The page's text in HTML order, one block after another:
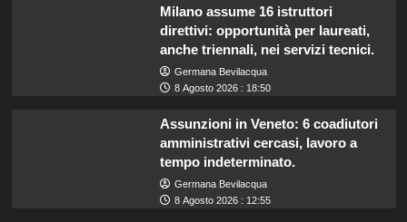
Milano assume 16 istruttori
direttivi: opportunità per laureati,
anche triennali, nei servizi tecnici.
Germana Bevilacqua
8 Agosto 2026 : 18:50
Assunzioni in Veneto: 6 coadiutori
amministrativi cercasi, lavoro a
tempo indeterminato.
Germana Bevilacqua
8 Agosto 2026 : 12:55